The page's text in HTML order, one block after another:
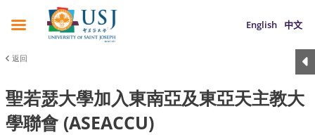
English 中文
返回
聖若瑟大學加入東南亞及東亞天主教大
學聯會 (ASEACCU)